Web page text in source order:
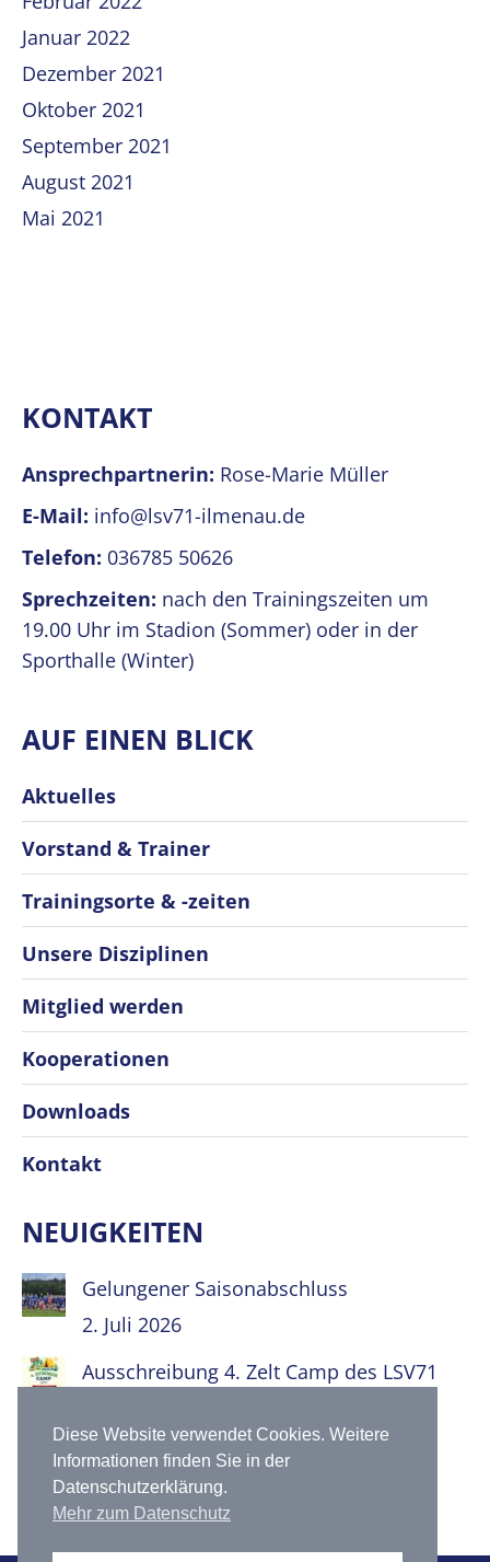
Januar 2022
Dezember 2021
Oktober 2021
September 2021
August 2021
Mai 2021
KONTAKT
Ansprechpartnerin: Rose-Marie Müller
E-Mail: info@lsv71-ilmenau.de
Telefon: 036785 50626
Sprechzeiten: nach den Trainingszeiten um
19.00 Uhr im Stadion (Sommer) oder in der
Sporthalle (Winter)
AUF EINEN BLICK
Aktuelles
Vorstand & Trainer
Trainingsorte & -zeiten
Unsere Disziplinen
Mitglied werden
Kooperationen
Downloads
Kontakt
NEUIGKEITEN
Gelungener Saisonabschluss
2. Juli 2026
Ausschreibung 4. Zelt Camp des LSV71
52. Rennsteiglauf – Juniorcross 2026
9. Mai 2026
Diese Website verwendet Cookies. Weitere
Informationen finden Sie in der
Datenschutzerklärung.
Mehr zum Datenschutz